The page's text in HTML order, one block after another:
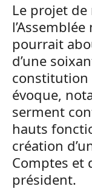
Le projet
pourrait
d’une
constitution
évoque,
serment
hauts
création
Comptes et
président.